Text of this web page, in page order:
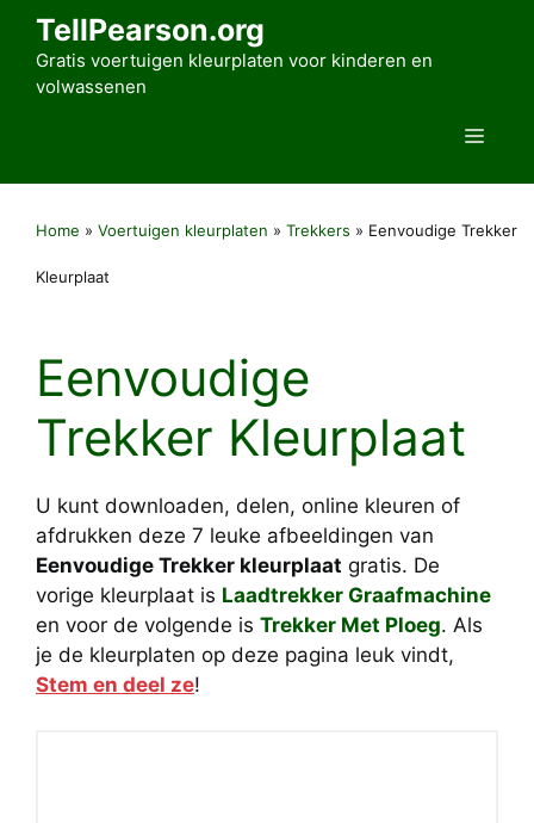
TellPearson.org
Gratis voertuigen kleurplaten voor kinderen en
volwassenen
Menu
Home » Voertuigen kleurplaten » Trekkers » Eenvoudige Trekker
Kleurplaat
Eenvoudige
Trekker Kleurplaat
U kunt downloaden, delen, online kleuren of
afdrukken deze 7 leuke afbeeldingen van
Eenvoudige Trekker kleurplaat gratis. De
vorige kleurplaat is Laadtrekker Graafmachine
en voor de volgende is Trekker Met Ploeg. Als
je de kleurplaten op deze pagina leuk vindt,
Stem en deel ze!